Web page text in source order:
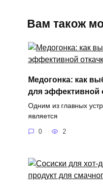
Вам також
Медогонка: как
для эффективной
Одним из главных
является
0 2